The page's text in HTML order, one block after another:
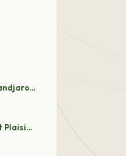
Ascension du Kilimandjaro : voie Rongai
Rando Raquettes et Plaisirs de l'Hiver en Haute Ariège